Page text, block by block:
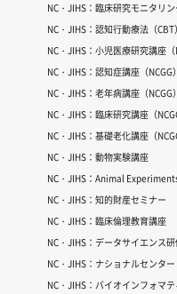
NC・JIHS：臨床研究モニタリ
NC・JIHS：認知行動療法（CBT
NC・JIHS：小児医療研究講座（
NC・JIHS：認知症講座（NCGG）
NC・JIHS：老年病講座（NCGG）
NC・JIHS：臨床研究講座（
NC・JIHS：基礎老化講座（
NC・JIHS：動物実験講座
NC・JIHS：Animal
NC・JIHS：知的財産セミナー
NC・JIHS：臨床倫理教育講座
NC・JIHS：データサイエンス研
NC・JIHS：ナショナルセンタ
NC・JIHS：バイオインフォマ